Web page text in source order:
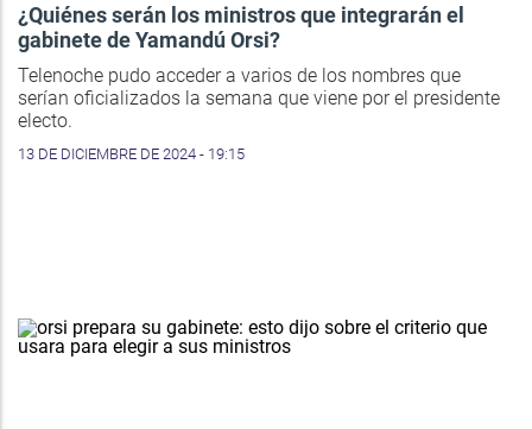
¿Quiénes serán los ministros que integrarán el
gabinete de Yamandú Orsi?
Telenoche pudo acceder a varios de los nombres que
serían oficializados la semana que viene por el presidente
electo.
13 DE DICIEMBRE DE 2024 - 19:15